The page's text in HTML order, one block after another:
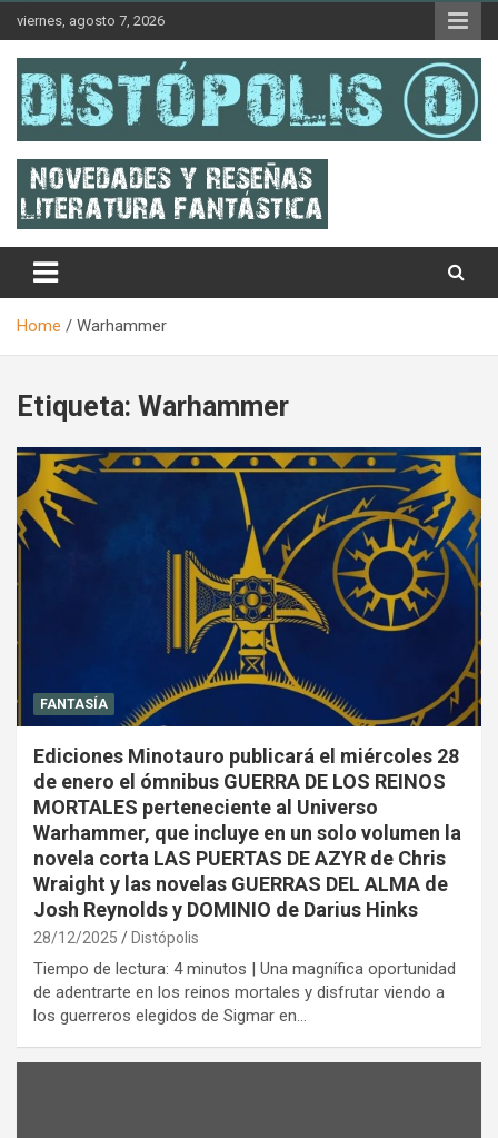
content
viernes, agosto 7, 2026
Distópolis
Home Warhammer
Etiqueta: Warhammer
FANTASÍA
Ediciones Minotauro publicará el miércoles 28
de enero el ómnibus GUERRA DE LOS REINOS
MORTALES perteneciente al Universo
Warhammer, que incluye en un solo volumen la
novela corta LAS PUERTAS DE AZYR de Chris
Wraight y las novelas GUERRAS DEL ALMA de
Josh Reynolds y DOMINIO de Darius Hinks
28/12/2025 Distópolis
Tiempo de lectura: 4 minutos | Una magnífica oportunidad
de adentrarte en los reinos mortales y disfrutar viendo a
los guerreros elegidos de Sigmar en…